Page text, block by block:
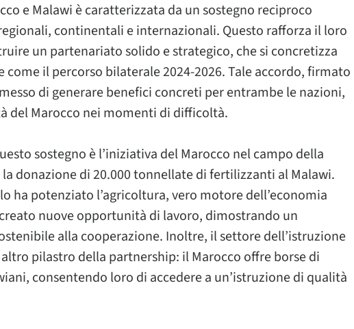
e Malawi è caratterizzata da un sostegno reciproco
continentali e internazionali. Questo rafforza il loro
un partenariato solido e strategico, che si concretizza
il percorso bilaterale 2024-2026. Tale accordo, firmato
di generare benefici concreti per entrambe le nazioni,
del Marocco nei momenti di difficoltà.
sostegno è l’iniziativa del Marocco nel campo della
donazione di 20.000 tonnellate di fertilizzanti al Malawi.
ha potenziato l’agricoltura, vero motore dell’economia
nuove opportunità di lavoro, dimostrando un
alla cooperazione. Inoltre, il settore dell’istruzione
pilastro della partnership: il Marocco offre borse di
consentendo loro di accedere a un’istruzione di qualità